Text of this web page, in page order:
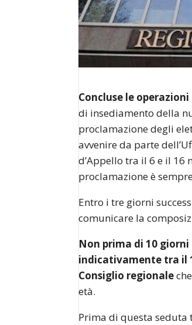
Concluse le
di insediamento della
proclamazione degli
avvenire da parte
d’Appello tra il 6 e il 16
proclamazione è
Entro i tre giorni
comunicare la
Non prima di 10
indicativamente tra il
Consiglio regionale
età.
Prima di questa